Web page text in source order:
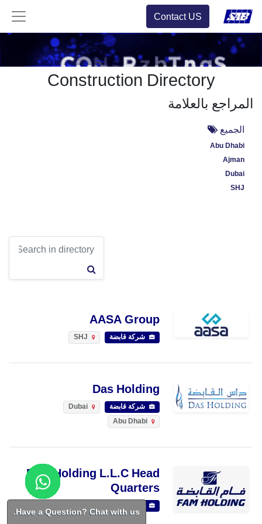
Contact US
Construction Directory
المراجع بالعلامة
الجميع
Abu Dhabi
Ajman
Dubai
SHJ
AASA Group
شركة قابضة
Das Holding
شركة قابضة
Fam Holding L.L.C Head
Quarters
Have a Question? Chat with us.